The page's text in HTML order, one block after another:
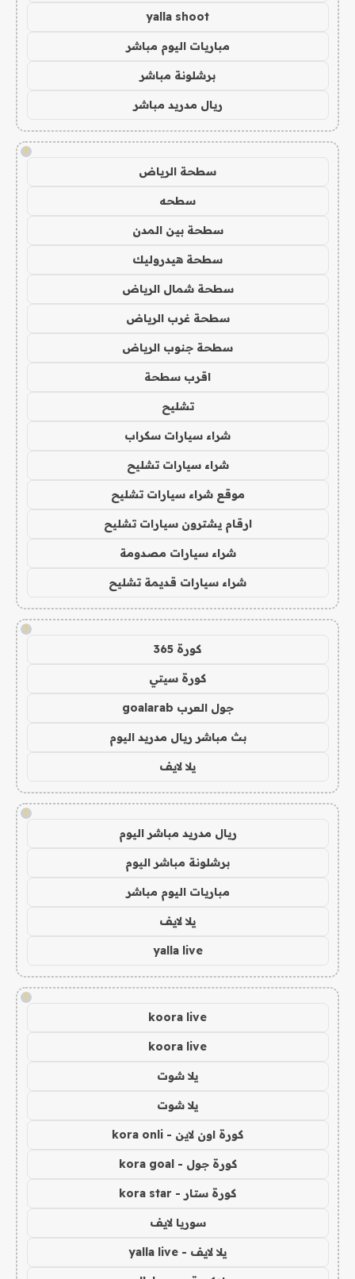
yalla shoot
مباريات اليوم مباشر
برشلونة مباشر
ريال مدريد مباشر
!
سطحة الرياض
سطحه
سطحة بين المدن
سطحة هيدروليك
سطحة شمال الرياض
سطحة غرب الرياض
سطحة جنوب الرياض
اقرب سطحة
تشليح
شراء سيارات سكراب
شراء سيارات تشليح
موقع شراء سيارات تشليح
ارقام يشترون سيارات تشليح
شراء سيارات مصدومة
شراء سيارات قديمة تشليح
!
كورة 365
كورة سيتي
جول العرب goalarab
بث مباشر ريال مدريد اليوم
يلا لايف
!
ريال مدريد مباشر اليوم
برشلونة مباشر اليوم
مباريات اليوم مباشر
يلا لايف
yalla live
!
koora live
koora live
يلا شوت
يلا شوت
كورة اون لاين - kora onli
كورة جول - kora goal
كورة ستار - kora star
سوريا لايف
يلا لايف - yalla live